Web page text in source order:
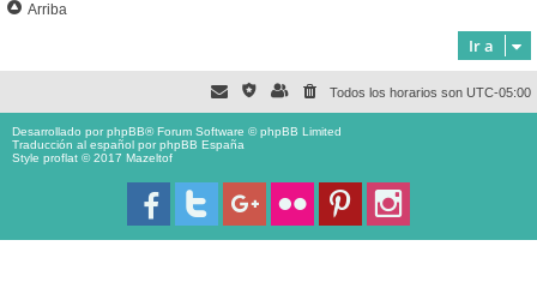
Arriba
Ir a
Todos los horarios son UTC-05:00
Desarrollado porphpBB® Forum Software © phpBB Limited
Traducción al español porphpBB España
Style proflat © 2017 Mazeltof